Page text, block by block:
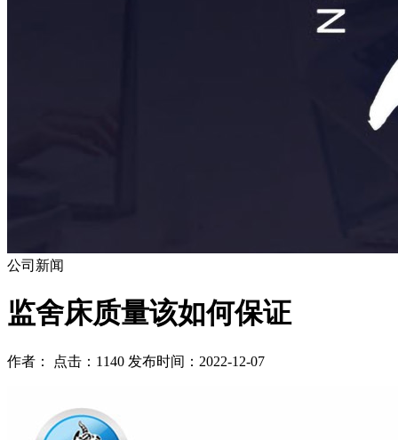
公司新闻
监舍床质量该如何保证
作者： 点击：1140 发布时间：2022-12-07